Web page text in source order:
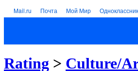
Mail.ru Почта Мой Мир
Rating > Culture/